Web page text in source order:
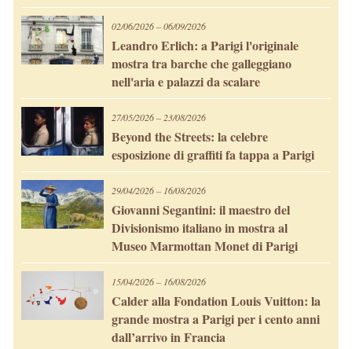
02/06/2026 – 06/09/2026
Leandro Erlich: a Parigi l'originale
mostra tra barche che galleggiano
nell'aria e palazzi da scalare
27/05/2026 – 23/08/2026
Beyond the Streets: la celebre
esposizione di graffiti fa tappa a Parigi
29/04/2026 – 16/08/2026
Giovanni Segantini: il maestro del
Divisionismo italiano in mostra al
Museo Marmottan Monet di Parigi
15/04/2026 – 16/08/2026
Calder alla Fondation Louis Vuitton: la
grande mostra a Parigi per i cento anni
dall’arrivo in Francia